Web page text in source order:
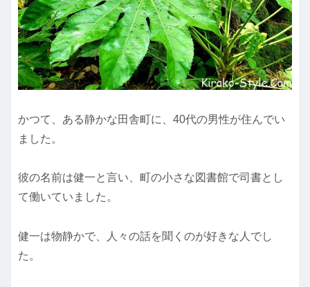
かつて、ある静かな田舎町に、40代の男性が住んでい
ました。
彼の名前は健一と言い、町の小さな図書館で司書とし
て働いていました。
健一は物静かで、人々の話を聞くのが好きな人でし
た。